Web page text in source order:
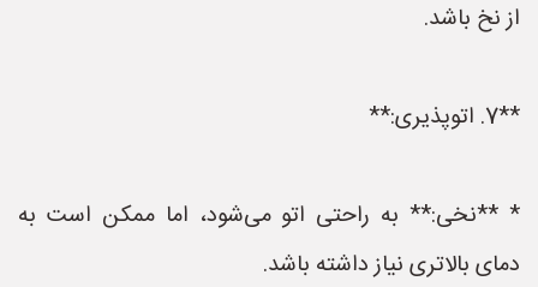
از نخ باشد.
**7. اتوپذیری:**
* **نخی:** به راحتی اتو می‌شود، اما ممکن است به
دمای بالاتری نیاز داشته باشد.